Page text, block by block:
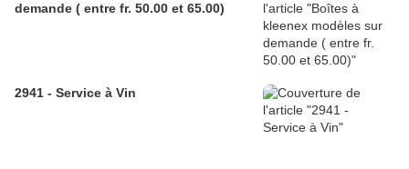
demande ( entre fr. 50.00 et 65.00)
2941 - Service à Vin